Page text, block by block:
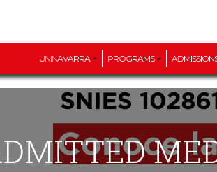
UNINAVARRA PROGRAMS
ADMITTED